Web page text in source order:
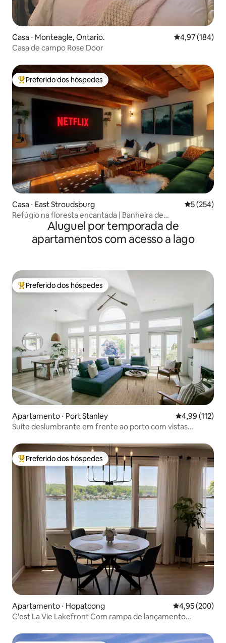
Casa ⋅ Monteagle, Ontario. 4,97 de uma
4,97 (184)
Casa de campo Rose Door
Entre os melhores preferidos dos hóspedes
Preferido dos hóspedes
Casa ⋅ East Stroudsburg 5 de uma
5 (254)
Refúgio na floresta encantada | Banheira de
hidromassagem | Tela de cinema
Aluguel por temporada de
apartamentos com acesso a lago
Entre os melhores preferidos dos hóspedes
Preferido dos hóspedes
Apartamento ⋅ Port Stanley 4,99 de uma
4,99 (112)
Suíte deslumbrante em frente ao porto com vistas
Entre os melhores preferidos dos hóspedes
Preferido dos hóspedes
Apartamento ⋅ Hopatcong 4,95 de uma
4,95 (200)
C'est La Vie Lakefront Com rampa de lançamento